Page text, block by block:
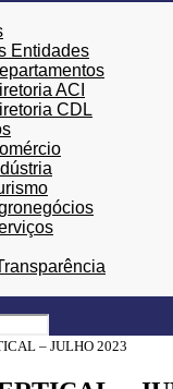
Entidades
ACI
CDL
– JULHO 2023